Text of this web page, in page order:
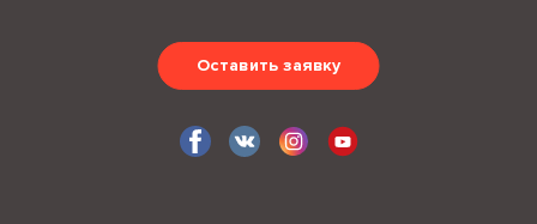
Оставить заявку